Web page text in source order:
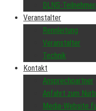
DLNS-
Veranstalter
Rennleitung
Veranstalter
Technik
Kontakt
Ansprechpartner
Anfahrt zum
Media-Website